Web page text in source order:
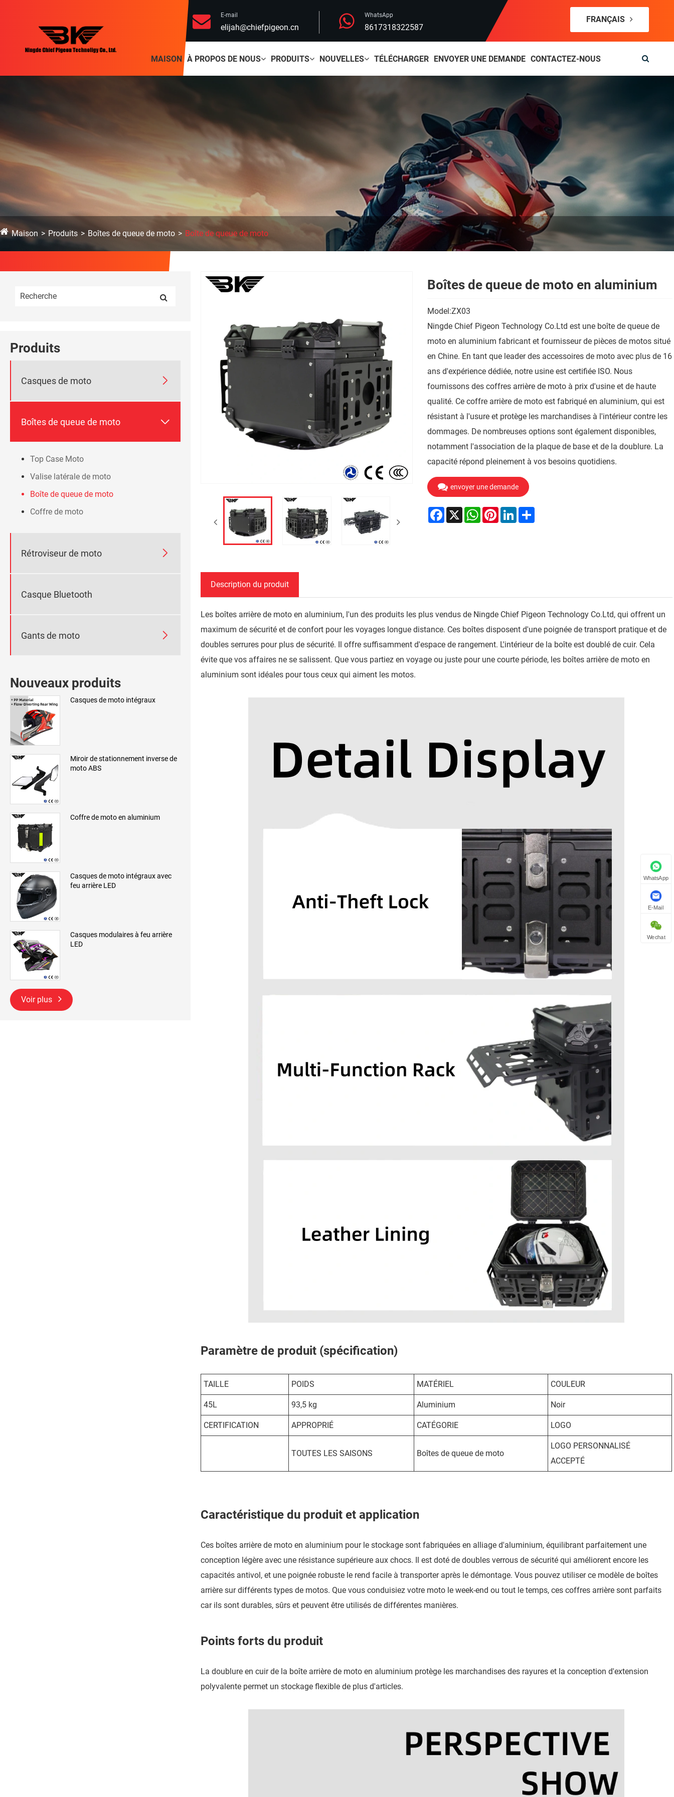
E-mail
elijah@chiefpigeon.cn
WhatsApp
8617318322587
FRANÇAIS
MAISON À PROPOS DE NOUS PRODUITS NOUVELLES TÉLÉCHARGER ENVOYER UNE DEMANDE CONTACTEZ-NOUS
Maison Produits Boîtes de queue de moto Boîte de queue de moto
Produits
Casques de moto 
Boîtes de queue de moto 
Top Case Moto
Valise latérale de moto
Boîte de queue de moto
Coffre de moto
Rétroviseur de moto 
Casque Bluetooth
Gants de moto 
Nouveaux produits
Casques de moto intégraux
Miroir de stationnement inverse de
moto ABS
Coffre de moto en aluminium
Casques de moto intégraux avec
feu arrière LED
Casques modulaires à feu arrière
LED
Voir plus
Boîtes de queue de moto en aluminium
Model:ZX03
Ningde Chief Pigeon Technology Co.Ltd est une boîte de queue de
moto en aluminium fabricant et fournisseur de pièces de motos situé
en Chine. En tant que leader des accessoires de moto avec plus de 16
ans d'expérience dédiée, notre usine est certifiée ISO. Nous
fournissons des coffres arrière de moto à prix d'usine et de haute
qualité. Ce coffre arrière de moto est fabriqué en aluminium, qui est
résistant à l'usure et protège les marchandises à l'intérieur contre les
dommages. De nombreuses options sont également disponibles,
notamment l'association de la plaque de base et de la doublure. La
capacité répond pleinement à vos besoins quotidiens.
envoyer une demande
Facebook
X WhatsApp
PinterestLinkedInShare
Description du produit
Les boîtes arrière de moto en aluminium, l'un des produits les plus vendus de Ningde Chief Pigeon Technology Co.Ltd, qui offrent un
maximum de sécurité et de confort pour les voyages longue distance. Ces boîtes disposent d'une poignée de transport pratique et de
doubles serrures pour plus de sécurité. Il offre suffisamment d'espace de rangement. L'intérieur de la boîte est doublé de cuir. Cela
évite que vos affaires ne se salissent. Que vous partiez en voyage ou juste pour une courte période, les boîtes arrière de moto en
aluminium sont idéales pour tous ceux qui aiment les motos.
Paramètre de produit (spécification)
TAILLE POIDS MATÉRIEL COULEUR
45L 93,5 kg Aluminium Noir
CERTIFICATION APPROPRIÉ CATÉGORIE LOGO
TOUTES LES SAISONS Boîtes de queue de moto
LOGO PERSONNALISÉ
ACCEPTÉ
Caractéristique du produit et application
Ces boîtes arrière de moto en aluminium pour le stockage sont fabriquées en alliage d'aluminium, équilibrant parfaitement une
conception légère avec une résistance supérieure aux chocs. Il est doté de doubles verrous de sécurité qui améliorent encore les
capacités antivol, et une poignée robuste le rend facile à transporter après le démontage. Vous pouvez utiliser ce modèle de boîtes
arrière sur différents types de motos. Que vous conduisiez votre moto le week-end ou tout le temps, ces coffres arrière sont parfaits
car ils sont durables, sûrs et peuvent être utilisés de différentes manières.
Points forts du produit
La doublure en cuir de la boîte arrière de moto en aluminium protège les marchandises des rayures et la conception d'extension
polyvalente permet un stockage flexible de plus d'articles.
WhatsApp
E-Mail
Wechat